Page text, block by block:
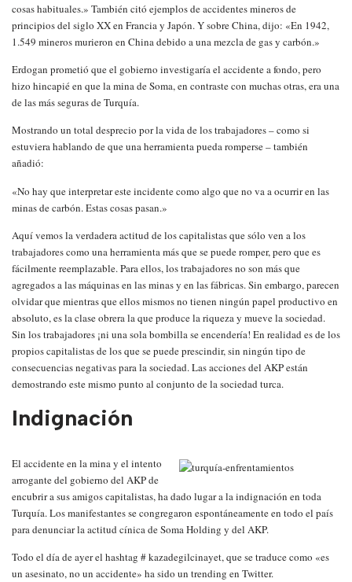
cosas habituales.» También citó ejemplos de accidentes mineros de
principios del siglo XX en Francia y Japón. Y sobre China, dijo: «En 1942,
1.549 mineros murieron en China debido a una mezcla de gas y carbón.»
Erdogan prometió que el gobierno investigaría el accidente a fondo, pero
hizo hincapié en que la mina de Soma, en contraste con muchas otras, era una
de las más seguras de Turquía.
Mostrando un total desprecio por la vida de los trabajadores – como si
estuviera hablando de que una herramienta pueda romperse – también
añadió:
«No hay que interpretar este incidente como algo que no va a ocurrir en las
minas de carbón. Estas cosas pasan.»
Aquí vemos la verdadera actitud de los capitalistas que sólo ven a los
trabajadores como una herramienta más que se puede romper, pero que es
fácilmente reemplazable. Para ellos, los trabajadores no son más que
agregados a las máquinas en las minas y en las fábricas. Sin embargo, parecen
olvidar que mientras que ellos mismos no tienen ningún papel productivo en
absoluto, es la clase obrera la que produce la riqueza y mueve la sociedad.
Sin los trabajadores ¡ni una sola bombilla se encendería! En realidad es de los
propios capitalistas de los que se puede prescindir, sin ningún tipo de
consecuencias negativas para la sociedad. Las acciones del AKP están
demostrando este mismo punto al conjunto de la sociedad turca.
Indignación
El accidente en la mina y el intento
arrogante del gobierno del AKP de
encubrir a sus amigos capitalistas, ha dado lugar a la indignación en toda
Turquía. Los manifestantes se congregaron espontáneamente en todo el país
para denunciar la actitud cínica de Soma Holding y del AKP.
Todo el día de ayer el hashtag # kazadegilcinayet, que se traduce como «es
un asesinato, no un accidente» ha sido un trending en Twitter.